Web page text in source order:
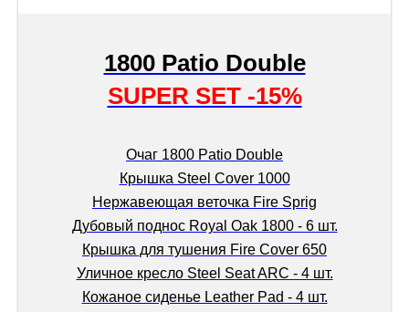
1800 Patio Double
SUPER SET -15%
Очаг 1800 Patio Double
Крышка Steel Cover 1000
Нержавеющая веточка Fire Sprig
Дубовый поднос Royal Oak 1800 - 6 шт.
Крышка для тушения Fire Cover 650
Уличное кресло Steel Seat ARC - 4 шт.
Кожаное сиденье Leather Pad - 4 шт.